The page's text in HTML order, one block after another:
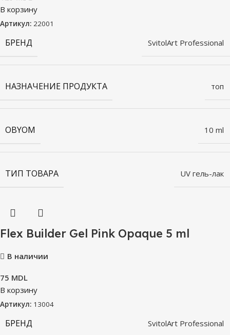
В корзину
Артикул: 22001
БРЕНД SvitolArt Professional
НАЗНАЧЕНИЕ ПРОДУКТА топ
OBYOM 10 ml
ТИП ТОВАРА UV гель-лак
Flex Builder Gel Pink Opaque 5 ml
В наличии
75 MDL
В корзину
Артикул: 13004
БРЕНД SvitolArt Professional